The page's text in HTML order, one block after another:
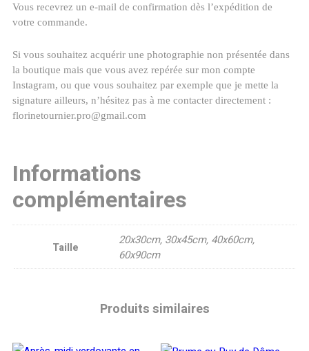
Vous recevrez un e-mail de confirmation dès l’expédition de
votre commande.
Si vous souhaitez acquérir une photographie non présentée dans
la boutique mais que vous avez repérée sur mon compte
Instagram, ou que vous souhaitez par exemple que je mette la
signature ailleurs, n’hésitez pas à me contacter directement :
florinetournier.pro@gmail.com
Informations
complémentaires
Taille
20x30cm, 30x45cm, 40x60cm,
60x90cm
Produits similaires